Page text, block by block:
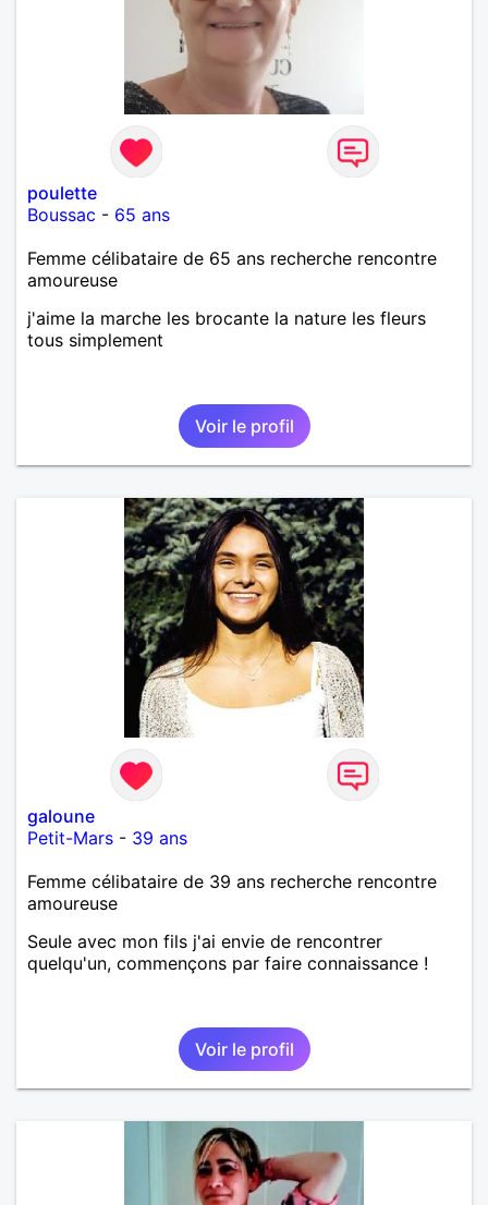
poulette
Boussac - 65 ans
Femme célibataire de 65 ans recherche rencontre
amoureuse
j'aime la marche les brocante la nature les fleurs
tous simplement
Voir le profil
galoune
Petit-Mars - 39 ans
Femme célibataire de 39 ans recherche rencontre
amoureuse
Seule avec mon fils j'ai envie de rencontrer
quelqu'un, commençons par faire connaissance !
Voir le profil